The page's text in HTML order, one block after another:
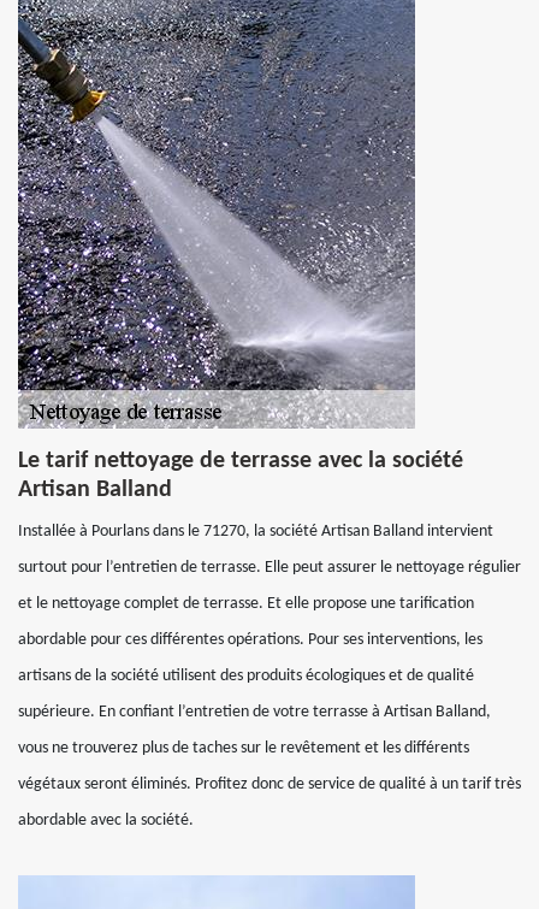
Le tarif nettoyage de terrasse avec la société
Artisan Balland
Installée à Pourlans dans le 71270, la société Artisan Balland intervient
surtout pour l’entretien de terrasse. Elle peut assurer le nettoyage régulier
et le nettoyage complet de terrasse. Et elle propose une tarification
abordable pour ces différentes opérations. Pour ses interventions, les
artisans de la société utilisent des produits écologiques et de qualité
supérieure. En confiant l’entretien de votre terrasse à Artisan Balland,
vous ne trouverez plus de taches sur le revêtement et les différents
végétaux seront éliminés. Profitez donc de service de qualité à un tarif très
abordable avec la société.